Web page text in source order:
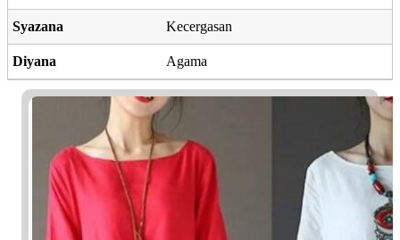
Syazana Kecergasan
Diyana Agama